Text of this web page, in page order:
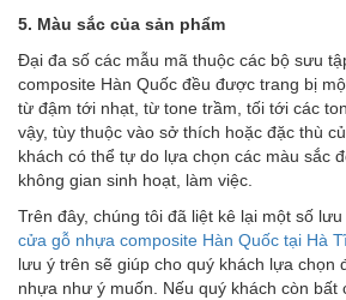
5. Màu sắc của sản phẩm
Đại đa số các mẫu mã thuộc các bộ sưu
composite Hàn Quốc đều được trang bị
từ đậm tới nhạt, từ tone trầm, tối tới các
vậy, tùy thuộc vào sở thích hoặc đặc thù
khách có thể tự do lựa chọn các màu sắc
không gian sinh hoạt, làm việc.
Trên đây, chúng tôi đã liệt kê lại một số
cửa gỗ nhựa composite Hàn Quốc tại Hà
lưu ý trên sẽ giúp cho quý khách lựa chọn
nhựa như ý muốn. Nếu quý khách còn bất